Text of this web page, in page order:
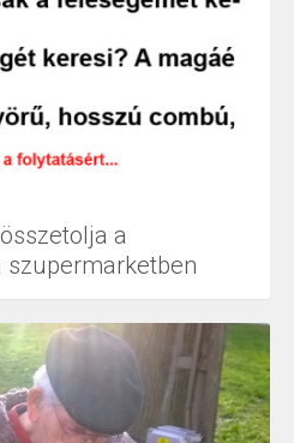
a
szupermarketben